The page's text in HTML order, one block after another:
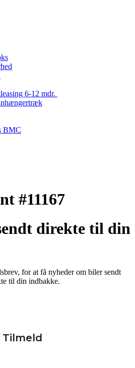
6-12 mdr.
BMC
#11167
direkte til din
for at få nyheder om biler sendt
til din indbakke.